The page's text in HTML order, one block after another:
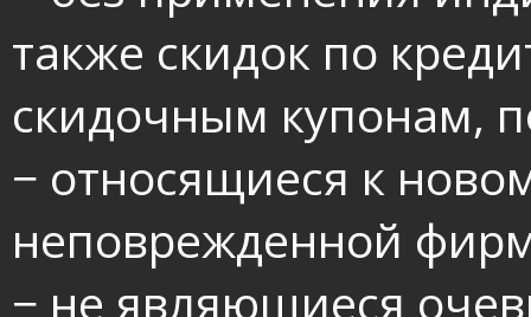
также скидок по
скидочным купонам,
− относящиеся к
неповрежденной
− не являющиеся